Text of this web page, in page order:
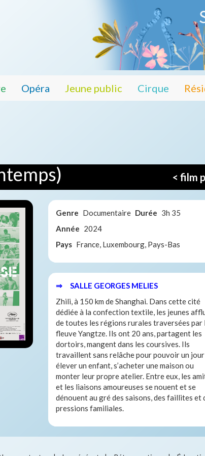
Opéra Jeune public Cirque
< film
Genre Documentaire Durée 3h 35
Année 2024
Pays France, Luxembourg, Pays-Bas
⇒ SALLE GEORGES MELIES
Zhili, à 150 km de Shanghai. Dans cette cité
dédiée à la confection textile, les jeunes
de toutes les régions rurales traversées par
fleuve Yangtze. Ils ont 20 ans, partagent les
dortoirs, mangent dans les coursives. Ils
travaillent sans relâche pour pouvoir un jour
élever un enfant, s’acheter une maison ou
monter leur propre atelier. Entre eux, les
et les liaisons amoureuses se nouent et se
dénouent au gré des saisons, des faillites et
pressions familiales.